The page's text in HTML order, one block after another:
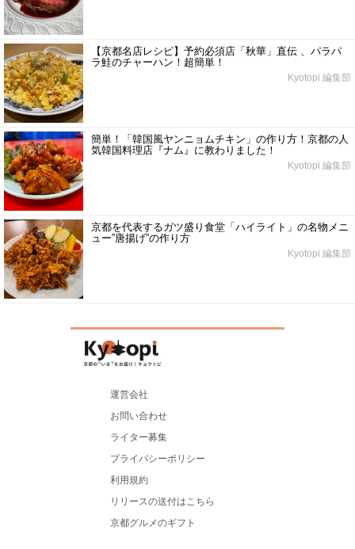
【京都名店レシピ】予約必須店「秋華」直伝 、パラパ
ラ鮭のチャーハン！超簡単！
Kyotopi 編集部
簡単！「韓国風ヤンニョムチキン」の作り方！京都の人
気韓国料理店『ナム』に教わりました！
Kyotopi 編集部
京都を代表するガツ盛り食堂「ハイライト」の名物メニ
ュー”唐揚げ”の作り方
Kyotopi 編集部
運営会社
お問い合わせ
ライター募集
プライバシーポリシー
利用規約
リリースの送付はこちら
京都グルメのギフト